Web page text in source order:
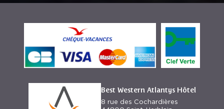
Best Western Atlantys Hôtel
8 rue des Cochardières